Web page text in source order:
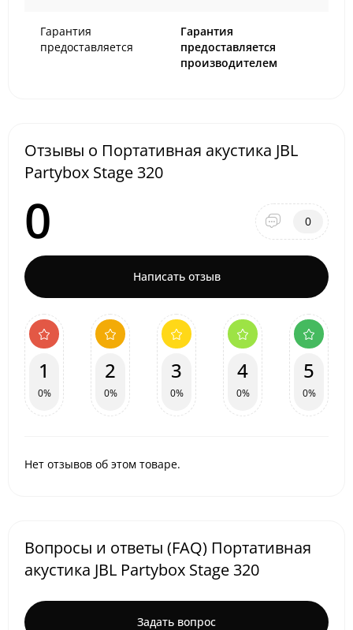
Гарантия
предоставляется
Гарантия
предоставляется
производителем
Отзывы о Портативная акустика JBL
Partybox Stage 320
0 0
Написать отзыв
1
0%
2
0%
3
0%
4
0%
5
0%
Нет отзывов об этом товаре.
Вопросы и ответы (FAQ) Портативная
акустика JBL Partybox Stage 320
Задать вопрос